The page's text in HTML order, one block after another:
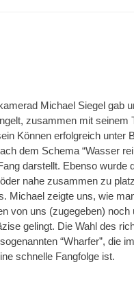
Michael Siegel gab
zusammen mit seinem
Können erfolgreich unter
dem Schema “Wasser
darstellt. Ebenso wurde
nahe zusammen zu
Michael zeigte uns, wie
von uns (zugegeben)
gelingt. Die Wahl des
“Wharfer”, die
schnelle Fangfolge ist.